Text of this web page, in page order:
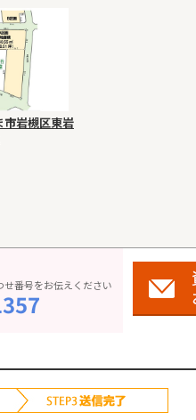
市岩槻区東岩
せ番号をお伝えください